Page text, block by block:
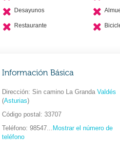
Desayunos
Restaurante
Información Básica
Dirección Sin camino La Granda Valdés
(Asturias)
Código postal
33707
Teléfono 98547... Mostrar el número de
teléfono